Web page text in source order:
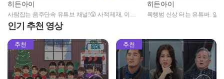
히든아이
사람잡는 음주단속 유튜브 채널!😲 사적제재, 이대
로 괜찮은가?
히든아이
폭행범 신상 터는 유튜버. 알
인기 추천 영상
추천 추천